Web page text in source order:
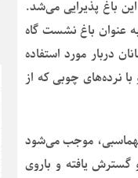
باغ پذیرایی می‌شد.
عنوان باغ نشست گاه
دربار مورد استفاده
نرده‌های چوبی که از
موجب می‌شود
گسترش یافته و باروی